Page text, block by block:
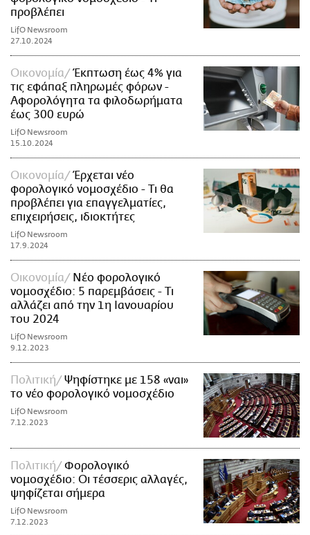
προβλέπει
LifO Newsroom
27.10.2024
Οικονομία
Έκπτωση έως 4% για
τις εφάπαξ πληρωμές φόρων -
Αφορολόγητα τα φιλοδωρήματα
έως 300 ευρώ
LifO Newsroom
15.10.2024
Οικονομία
Έρχεται νέο
φορολογικό νομοσχέδιο - Τι θα
προβλέπει για επαγγελματίες,
επιχειρήσεις, ιδιοκτήτες
LifO Newsroom
17.9.2024
Οικονομία
Νέο φορολογικό
νομοσχέδιο: 5 παρεμβάσεις - Τι
αλλάζει από την 1η Ιανουαρίου
του 2024
LifO Newsroom
9.12.2023
Πολιτική
Ψηφίστηκε με 158 «ναι»
το νέο φορολογικό νομοσχέδιο
LifO Newsroom
7.12.2023
Πολιτική
Φορολογικό
νομοσχέδιο: Οι τέσσερις αλλαγές,
ψηφίζεται σήμερα
LifO Newsroom
7.12.2023